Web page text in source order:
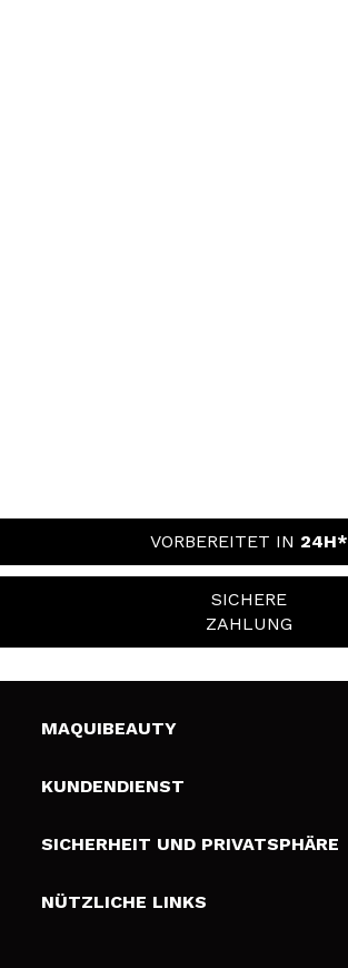
VORBEREITET IN 24H*
SICHERE
ZAHLUNG
MAQUIBEAUTY
Über uns
Geschenkkarten
KUNDENDIENST
Liefer- und Versandkosten
Zahlung
SICHERHEIT UND PRIVATSPHÄRE
Bedingungen und Datenschutz
NÜTZLICHE LINKS